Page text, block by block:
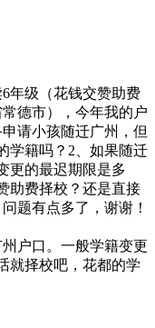
年级（花钱交赞助费
德市），今年我的户
请小孩随迁广州，但
学籍吗？2、如果随迁
更的最迟期限是多
助费择校？还是直接
题有点多了，谢谢！
户口。一般学籍变更
就择校吧，花都的学